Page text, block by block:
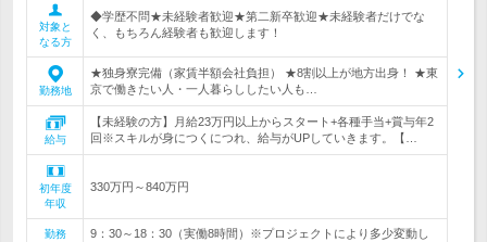
対象と
なる方
◆学歴不問★未経験者歓迎★第二新卒歓迎★未経験者だけでな
く、もちろん経験者も歓迎します！
勤務地
★独身寮完備（家賃半額会社負担） ★8割以上が地方出身！ ★東
京で働きたい人・一人暮らししたい人も…
給与
【未経験の方】月給23万円以上からスタート+各種手当+賞与年2
回※スキルが身につくにつれ、給与がUPしていきます。【…
初年度
年収
330万円～840万円
勤務
9：30～18：30（実働8時間）※プロジェクトにより多少変動し